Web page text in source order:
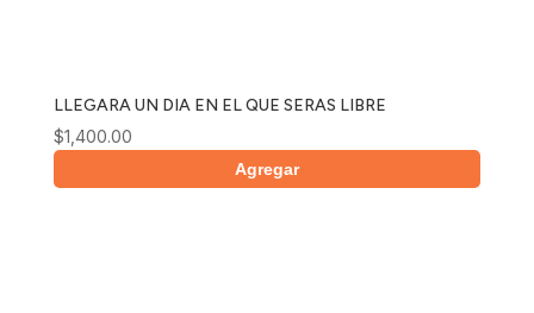
LLEGARA UN DIA EN EL QUE SERAS LIBRE
$1,400.00
Agregar